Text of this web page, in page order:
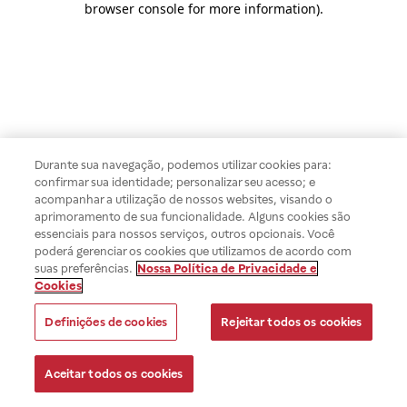
browser console for more information).
Durante sua navegação, podemos utilizar cookies para:
confirmar sua identidade; personalizar seu acesso; e
acompanhar a utilização de nossos websites, visando o
aprimoramento de sua funcionalidade. Alguns cookies são
essenciais para nossos serviços, outros opcionais. Você
poderá gerenciar os cookies que utilizamos de acordo com
suas preferências. Nossa Política de Privacidade e
Cookies
Definições de cookies Rejeitar todos os cookies
Aceitar todos os cookies